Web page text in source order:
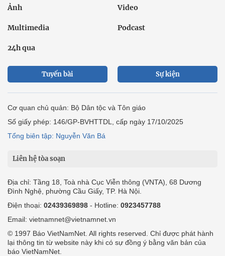
Ảnh Video
Multimedia Podcast
24h qua
Tuyến bài Sự kiện
Cơ quan chủ quản: Bộ Dân tộc và Tôn giáo
Số giấy phép: 146/GP-BVHTTDL, cấp ngày 17/10/2025
Tổng biên tập: Nguyễn Văn Bá
Liên hệ tòa soạn
Địa chỉ: Tầng 18, Toà nhà Cục Viễn thông (VNTA), 68 Dương
Đình Nghệ, phường Cầu Giấy, TP. Hà Nội.
Điện thoại: 02439369898 - Hotline: 0923457788
Email: vietnamnet@vietnamnet.vn
© 1997 Báo VietNamNet. All rights reserved. Chỉ được phát hành
lại thông tin từ website này khi có sự đồng ý bằng văn bản của
báo VietNamNet.